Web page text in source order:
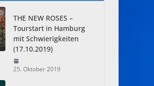
THE NEW ROSES –
Tourstart in Hamburg
mit Schwierigkeiten
(17.10.2019)
25. Oktober 2019